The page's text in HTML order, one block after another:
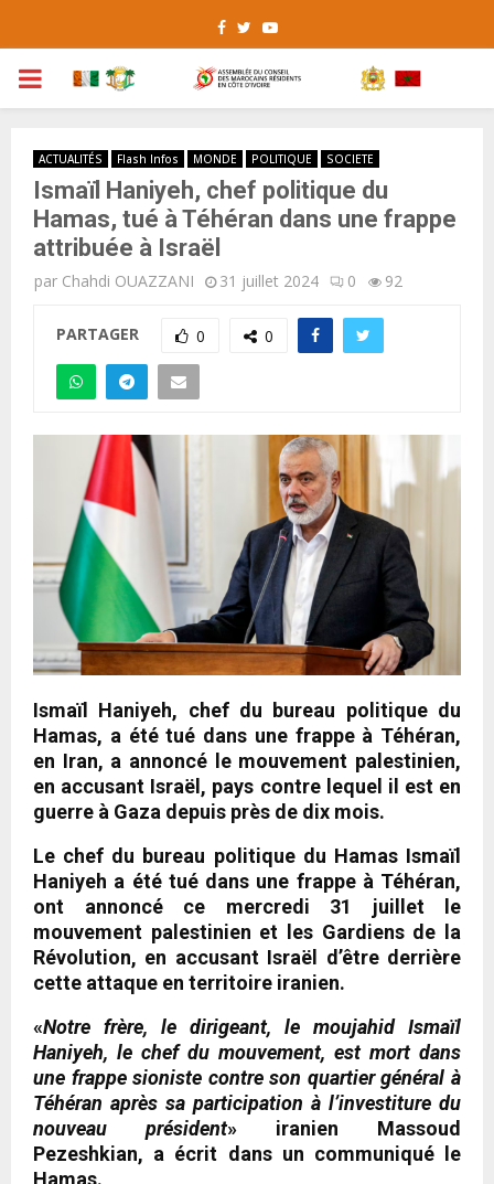
Facebook
TwitterYoutube
PRIMARY
ACTUALITÉS Flash Infos MONDE POLITIQUE SOCIETE
Ismaïl Haniyeh, chef politique du
Hamas, tué à Téhéran dans une frappe
attribuée à Israël
par Chahdi OUAZZANI 31 juillet 2024 0 92
PARTAGER 0 0
Ismaïl Haniyeh, chef du bureau politique du
Hamas, a été tué dans une frappe à Téhéran,
en Iran, a annoncé le mouvement palestinien,
en accusant Israël, pays contre lequel il est en
guerre à Gaza depuis près de dix mois.
Le chef du bureau politique du Hamas Ismaïl
Haniyeh a été tué dans une frappe à Téhéran,
ont annoncé ce mercredi 31 juillet le
mouvement palestinien et les Gardiens de la
Révolution, en accusant Israël d’être derrière
cette attaque en territoire iranien.
«Notre frère, le dirigeant, le moujahid Ismaïl
Haniyeh, le chef du mouvement, est mort dans
une frappe sioniste contre son quartier général à
Téhéran après sa participation à l’investiture du
nouveau président» iranien Massoud
Pezeshkian, a écrit dans un communiqué le
Hamas.